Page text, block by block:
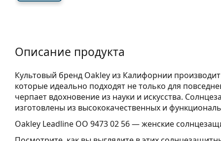
Описание продукта
Культовый бренд Oakley из Калифорнии
которые идеально подходят не только для
черпает вдохновение из науки и искусства.
изготовлены из высококачественных и
Oakley Leadline OO 9473 02 56— женские